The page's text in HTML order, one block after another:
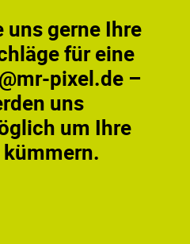
uns gerne Ihre
für eine
pixel.de –
uns
um Ihre